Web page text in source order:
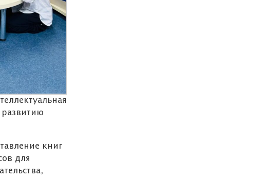
развитию
книг
для